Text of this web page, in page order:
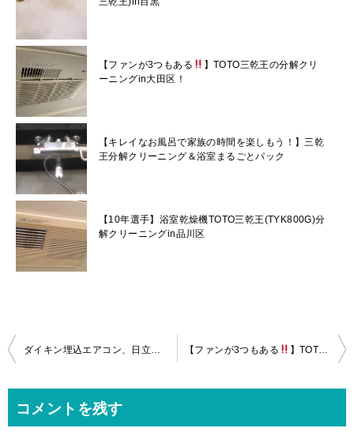
【ファンが3つもある
】TOTO三乾王の分解クリ
ーニングin大田区！
【キレイなお風呂で家族の時間を楽しもう！】三乾
王分解クリーニング＆浴室まるごとパック
【10年選手】浴室乾燥機TOTO三乾王(TYK800G)分
解クリーニングin品川区
投
ビ
【ファンが3つもある 】TOTO三乾王の分解クリーニングin大田区！
コメントを残す